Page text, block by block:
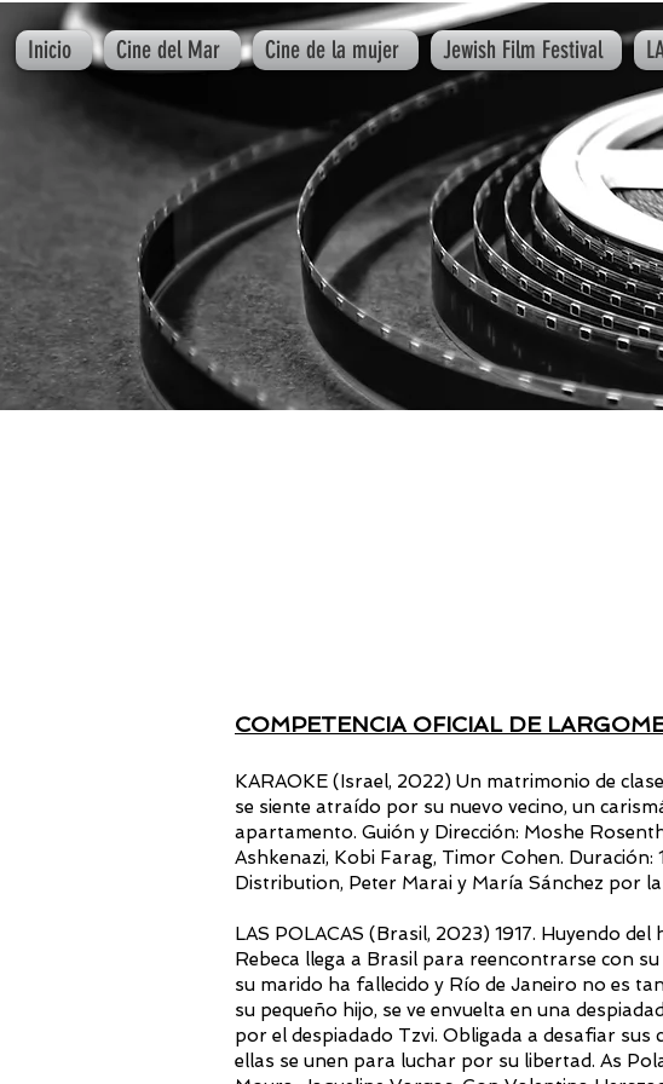
Inicio Cine del Mar Cine de la mujer Jewish Film Festival
COMPETENCIA OFICIAL DE
KARAOKE (Israel, 2022) Un matrimonio de
se siente atraído por su nuevo vecino, un
apartamento. Guión y Dirección: Moshe
Ashkenazi, Kobi Farag, Timor Cohen.
Distribution, Peter Marai y María Sánchez por
LAS POLACAS (Brasil, 2023) 1917. Huyendo
Rebeca llega a Brasil para reencontrarse con
su marido ha fallecido y Río de Janeiro no es
su pequeño hijo, se ve envuelta en una
por el despiadado Tzvi. Obligada a desafiar
ellas se unen para luchar por su libertad. As